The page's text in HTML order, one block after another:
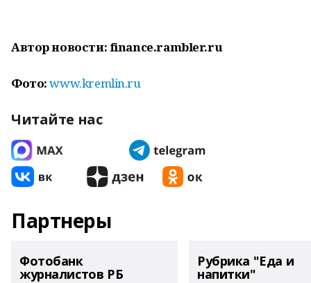
Автор новости: finance.rambler.ru
Фото:www.kremlin.ru
Читайте нас
Партнеры
Фотобанк
журналистов РБ
Рубрика "Еда и
напитки"